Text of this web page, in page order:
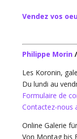
Vendez vos
Philippe Morin/
Les Koronin,
Du lundi au
Formulaire de
Contactez-nous
Online Galerie
Von Montag bis